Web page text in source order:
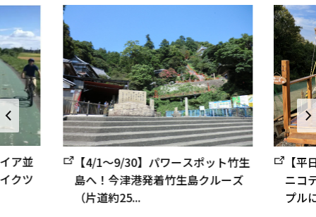
ア並
クツ
【4/1～9/30】パワースポット竹生
島へ！今津港発着竹生島クルーズ
（片道約25...
【
ニコ
プル